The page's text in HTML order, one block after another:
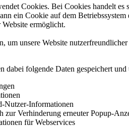
Cookies. Bei Cookies handelt
ein Cookie auf dem
ermöglicht.
um unsere Website
dabei folgende Daten gespeichert und
Nutzer-Informationen
zur Verhinderung erneuter Popup-
für Webservices